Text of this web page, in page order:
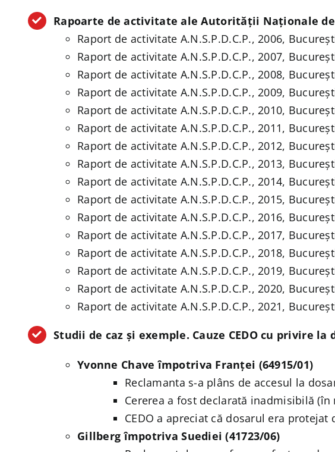
Rapoarte de activitate ale Autorității Naționale
Raport de activitate A.N.S.P.D.C.P., 2006,
Raport de activitate A.N.S.P.D.C.P., 2007,
Raport de activitate A.N.S.P.D.C.P., 2008,
Raport de activitate A.N.S.P.D.C.P., 2009,
Raport de activitate A.N.S.P.D.C.P., 2010,
Raport de activitate A.N.S.P.D.C.P., 2011,
Raport de activitate A.N.S.P.D.C.P., 2012,
Raport de activitate A.N.S.P.D.C.P., 2013,
Raport de activitate A.N.S.P.D.C.P., 2014,
Raport de activitate A.N.S.P.D.C.P., 2015,
Raport de activitate A.N.S.P.D.C.P., 2016,
Raport de activitate A.N.S.P.D.C.P., 2017,
Raport de activitate A.N.S.P.D.C.P., 2018,
Raport de activitate A.N.S.P.D.C.P., 2019,
Raport de activitate A.N.S.P.D.C.P., 2020,
Raport de activitate A.N.S.P.D.C.P., 2021,
Studii de caz și exemple. Cauze CEDO cu privire la
Yvonne Chave împotriva Franței (64915/01)
Reclamanta s-a plâns de accesul la
Cererea a fost declarată inadmisibilă
CEDO a apreciat că dosarul era
Gillberg împotriva Suediei (41723/06)